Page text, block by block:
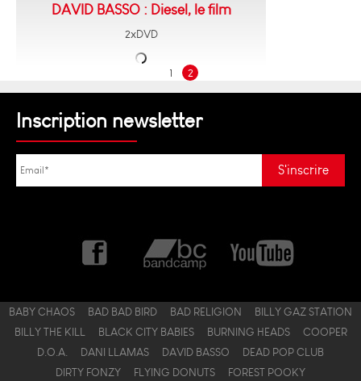
DAVID BASSO : Diesel, le film
2xDVD
1 2
Inscription newsletter
BABY CHAOS BAD BAD BIRD BAD RELIGION
BILLY GAZ STATION
BILLY THE KILL
BLACK CITY BABIES BURNING HEADS
COOPER
D.O.A.
DANI LLAMAS DAVID BASSO
DEAD POP CLUB
DIRTY FONZY
FLYING DONUTS
FOREST POOKY